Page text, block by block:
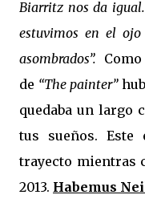
Biarritz nos da
estuvimos en el
asombrados”.
de “The painter”
quedaba un largo
tus sueños.
trayecto mientras
2013. Habemus